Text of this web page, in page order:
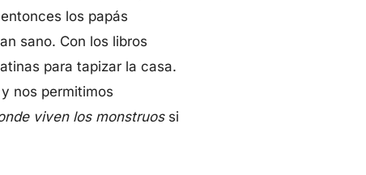
los papás
sano. Con los libros
para tapizar la casa.
nos permitimos
viven los monstruos si